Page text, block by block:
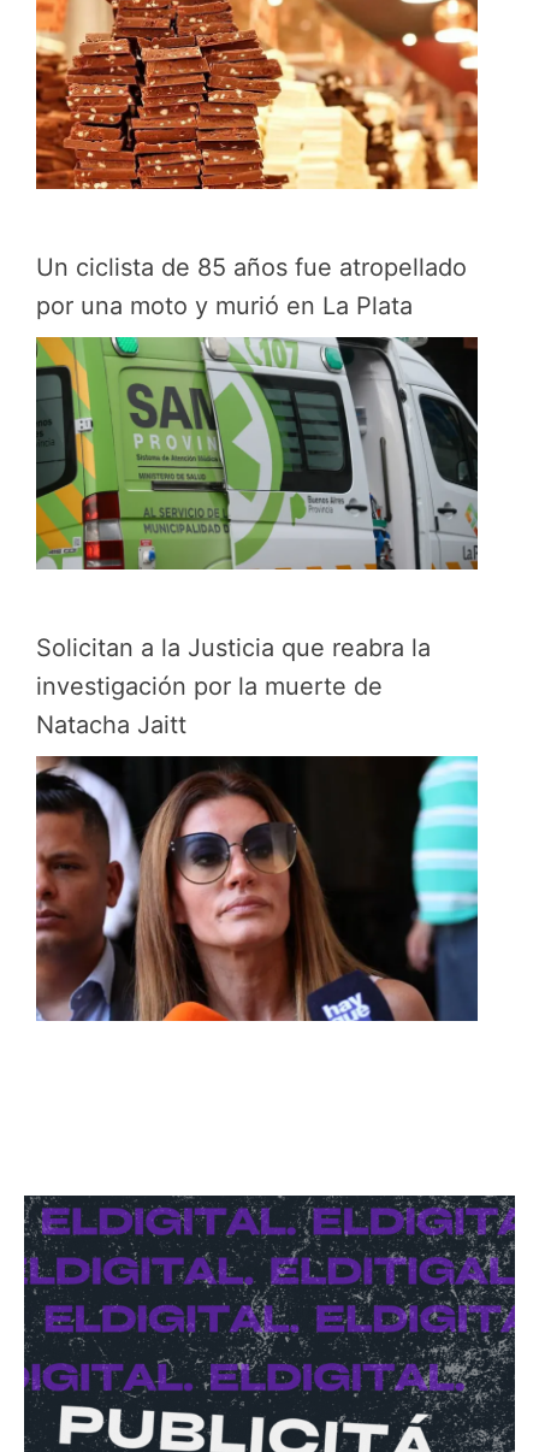
Un ciclista de 85 años fue atropellado
por una moto y murió en La Plata
Solicitan a la Justicia que reabra la
investigación por la muerte de
Natacha Jaitt